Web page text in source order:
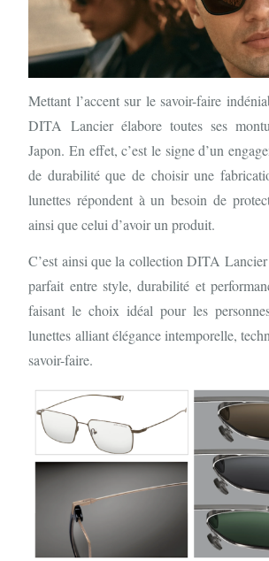
Mettant l’accent sur le savoir-faire
DITA Lancier élabore toutes ses
Japon. En effet, c’est le signe d’un
de durabilité que de choisir une
lunettes répondent à un besoin de
ainsi que celui d’avoir un produit.
C’est ainsi que la collection DITA
parfait entre style, durabilité et
faisant le choix idéal pour les
lunettes alliant élégance intemporelle,
savoir-faire.